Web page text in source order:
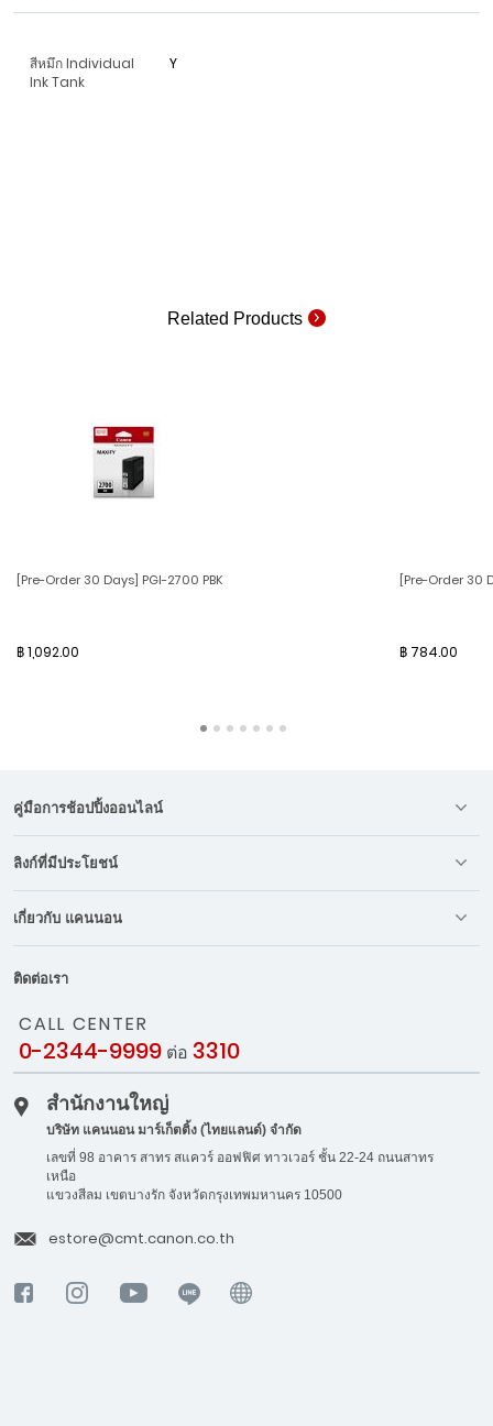
สีหมึก Individual
Ink Tank
Y
Related Products
[Pre-Order 30 Days] PGI-2700 PBK
฿ 1,092.00
[Pre-Order 30
฿ 784.00
คู่มือการช้อปปิ้งออนไลน์
ลิงก์ที่มีประโยชน์
เกี่ยวกับ แคนนอน
ติดต่อเรา
CALL CENTER
0-2344-9999 ต่อ 3310
สำนักงานใหญ่
บริษัท แคนนอน มาร์เก็ตติ้ง (ไทยแลนด์) จำกัด
เลขที่ 98 อาคาร สาทร สแควร์ ออฟฟิศ ทาวเวอร์ ชั้น 22-24 ถนนสาทร
เหนือ
แขวงสีลม เขตบางรัก จังหวัดกรุงเทพมหานคร 10500
estore@cmt.canon.co.th